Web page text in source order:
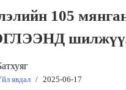
105
явдал / 2025-06-17